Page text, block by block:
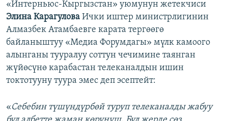
«Интерньюс-Кыргызстан» уюмунун жетекчиси
Элина Карагулова Ички иштер министрлигинин
Алмазбек Атамбаевге карата тергөөгө
байланыштуу «Медиа Форумдагы» мүлк камоого
алынганы тууралуу соттун чечимине таянган
жүйөсүнө карабастан телеканалдын ишин
токтотууну туура эмес деп эсептейт:
«Себебин түшүндүрбөй туруп телеканалды жабуу